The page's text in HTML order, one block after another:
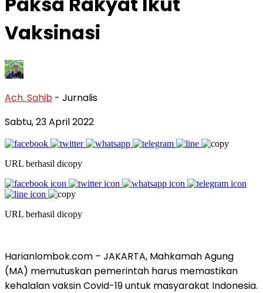
Vaksinasi
Ach. Sahib - Jurnalis
Sabtu, 23 April 2022
URL berhasil dicopy
URL berhasil dicopy
Harianlombok.com – JAKARTA, Mahkamah Agung
(MA) memutuskan pemerintah harus memastikan
kehalalan vaksin Covid-19 untuk masyarakat Indonesia.